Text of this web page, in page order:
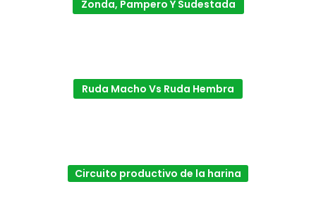
Zonda, Pampero Y Sudestada
Ruda Macho Vs Ruda Hembra
Circuito productivo de la harina